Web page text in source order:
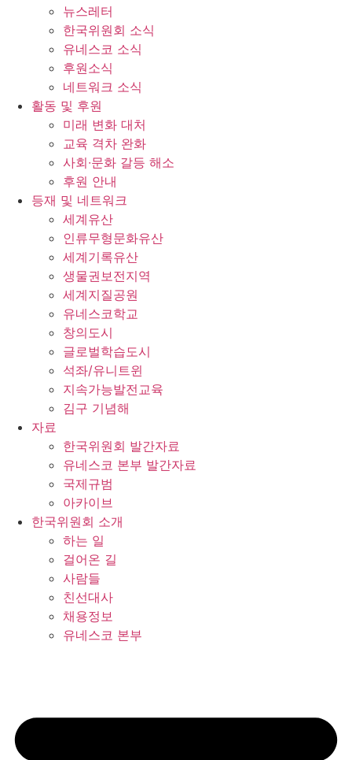
뉴스레터
한국위원회 소식
유네스코 소식
후원소식
네트워크 소식
활동 및 후원
미래 변화 대처
교육 격차 완화
사회∙문화 갈등 해소
후원 안내
등재 및 네트워크
세계유산
인류무형문화유산
세계기록유산
생물권보전지역
세계지질공원
유네스코학교
창의도시
글로벌학습도시
석좌/유니트윈
지속가능발전교육
김구 기념해
자료
한국위원회 발간자료
유네스코 본부 발간자료
국제규범
아카이브
한국위원회 소개
하는 일
걸어온 길
사람들
친선대사
채용정보
유네스코 본부